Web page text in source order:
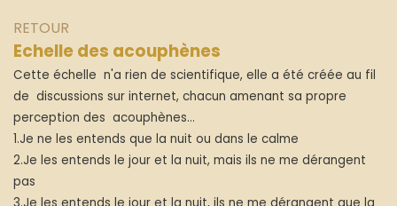
RETOUR
Echelle des acouphènes
Cette échelle n'a rien de scientifique, elle a été créée au fil
de discussions sur internet, chacun amenant sa propre
perception des acouphènes...
1.Je ne les entends que la nuit ou dans le calme
2.Je les entends le jour et la nuit, mais ils ne me dérangent
pas